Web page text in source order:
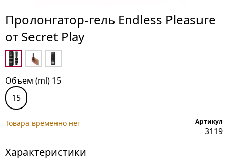
Пролонгатор-гель Endless Pleasure
от Secret Play
Объем (ml) 15
15
Товара временно нет Артикул
3119
Характеристики